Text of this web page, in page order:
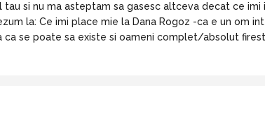
si nu ma asteptam sa gasesc altceva decat ce imi
la: Ce imi place mie la Dana Rogoz -ca e un om
se poate sa existe si oameni complet/absolut